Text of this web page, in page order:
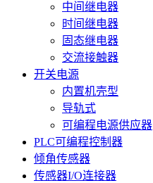
中间继电器
时间继电器
固态继电器
交流接触器
开关电源
内置机壳型
导轨式
可编程电源供应器
PLC可编程控制器
倾角传感器
传感器I/O连接器